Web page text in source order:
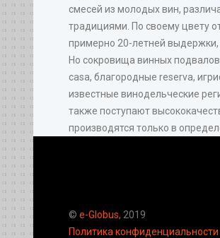
смесей из молодых вин,
традициями. По своему цвету
примерно 20-летней выдержки,
Но сокровища винных
casa, благородные reserva,
известные винодельческие
также поступают
производятся только в
© e-Globus, 2019
Политика конфиденциальности